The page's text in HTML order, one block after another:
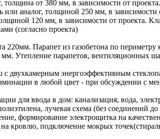
от 380 мм, в зависимости от
аналог, толщиной 250 мм, в зависимости
120 мм, в зависимости от проекта.
(согласно проекта)
220мм. Парапет из газобетона по
Утепление парапетов, вентиляционных
энергоэффективным
в любой цвет - при обсуждении с
для ввода в дом: канализация, вода,
лучевая схема (без соединений
формирование электрощитка на
кровлю, подключение мокрых